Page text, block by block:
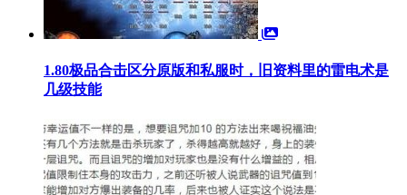
1.80极品合击区分原版和私服时，旧资料里的雷电术是
几级技能